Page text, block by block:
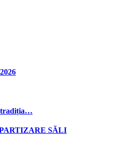
tradiția…
SĂLI